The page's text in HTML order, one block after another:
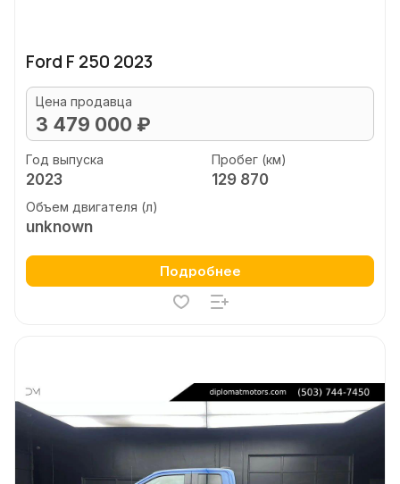
Ford F 250 2023
Цена продавца
3 479 000 ₽
Год выпуска
2023
Пробег (км)
129 870
Объем двигателя (л)
unknown
Подробнее